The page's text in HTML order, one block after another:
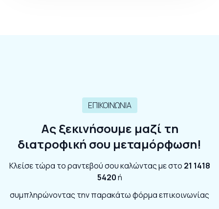
ΕΠΙΚΟΙΝΩΝΙΑ
Ας ξεκινήσουμε μαζί τη
διατροφική σου μεταμόρφωση!
Κλείσε τώρα το ραντεβού σου καλώντας με στο 21 1418
5420ή
συμπληρώνοντας την παρακάτω φόρμα επικοινωνίας